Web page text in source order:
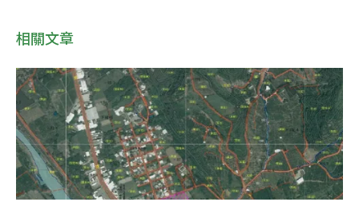
相關文章